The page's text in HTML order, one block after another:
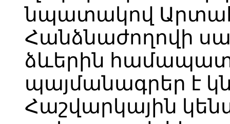
նպատակով
Հանձնաժողովի
ձևերին
պայմանագրեր է
Հաշվարկային